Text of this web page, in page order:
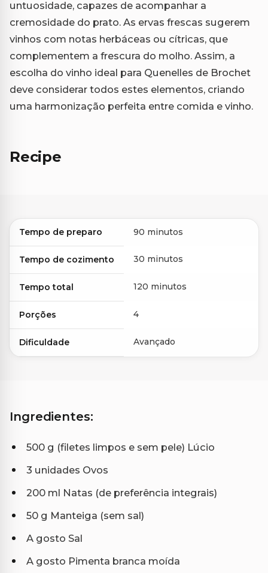
untuosidade, capazes de acompanhar a
cremosidade do prato. As ervas frescas sugerem
vinhos com notas herbáceas ou cítricas, que
complementem a frescura do molho. Assim, a
escolha do vinho ideal para Quenelles de Brochet
deve considerar todos estes elementos, criando
uma harmonização perfeita entre comida e vinho.
Recipe
Tempo de preparo 90 minutos
Tempo de cozimento 30 minutos
Tempo total 120 minutos
Porções 4
Dificuldade Avançado
Ingredientes:
500 g (filetes limpos e sem pele) Lúcio
3 unidades Ovos
200 ml Natas (de preferência integrais)
50 g Manteiga (sem sal)
A gosto Sal
A gosto Pimenta branca moída